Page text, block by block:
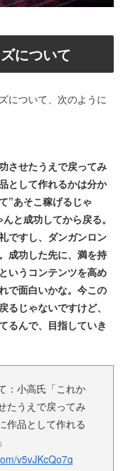
について
について、次のように
させたうえで戻ってみ
として作れるかは分か
”あそこ稼げるじゃ
と成功してから戻る。
ですし、ダンガンロン
成功した先に、満を持
いうコンテンツを高め
で面白いかな。今この
じゃないですけど、
るんで、目指していき
：小高氏「これか
たうえで戻ってみ
作品として作れる
v5vJKcQo7q